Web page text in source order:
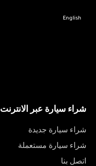
English
شراء سيارة عبر الانترنت
شراء سيارة جديدة
شراء سيارة مستعملة
اتصل بنا